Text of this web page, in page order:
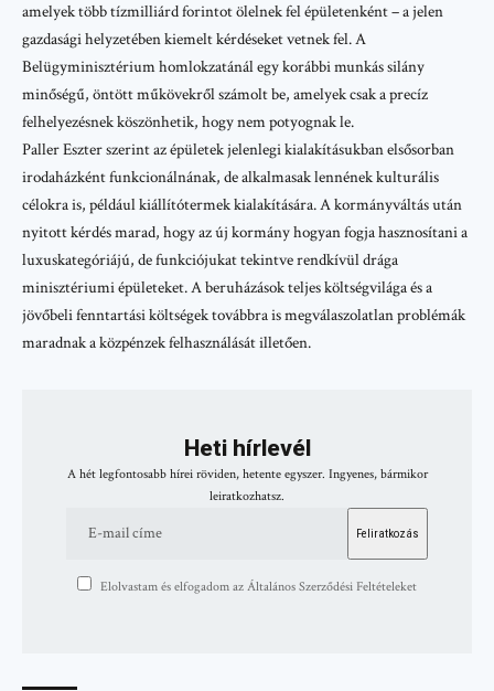
amelyek több tízmilliárd forintot ölelnek fel épületenként – a jelen
gazdasági helyzetében kiemelt kérdéseket vetnek fel. A
Belügyminisztérium homlokzatánál egy korábbi munkás silány
minőségű, öntött műkövekről számolt be, amelyek csak a precíz
felhelyezésnek köszönhetik, hogy nem potyognak le.
Paller Eszter szerint az épületek jelenlegi kialakításukban elsősorban
irodaházként funkcionálnának, de alkalmasak lennének kulturális
célokra is, például kiállítótermek kialakítására. A kormányváltás után
nyitott kérdés marad, hogy az új kormány hogyan fogja hasznosítani a
luxuskategóriájú, de funkciójukat tekintve rendkívül drága
minisztériumi épületeket. A beruházások teljes költségvilága és a
jövőbeli fenntartási költségek továbbra is megválaszolatlan problémák
maradnak a közpénzek felhasználását illetően.
Heti hírlevél
A hét legfontosabb hírei röviden, hetente egyszer. Ingyenes, bármikor
leiratkozhatsz.
Elolvastam és elfogadom az Általános Szerződési Feltételeket